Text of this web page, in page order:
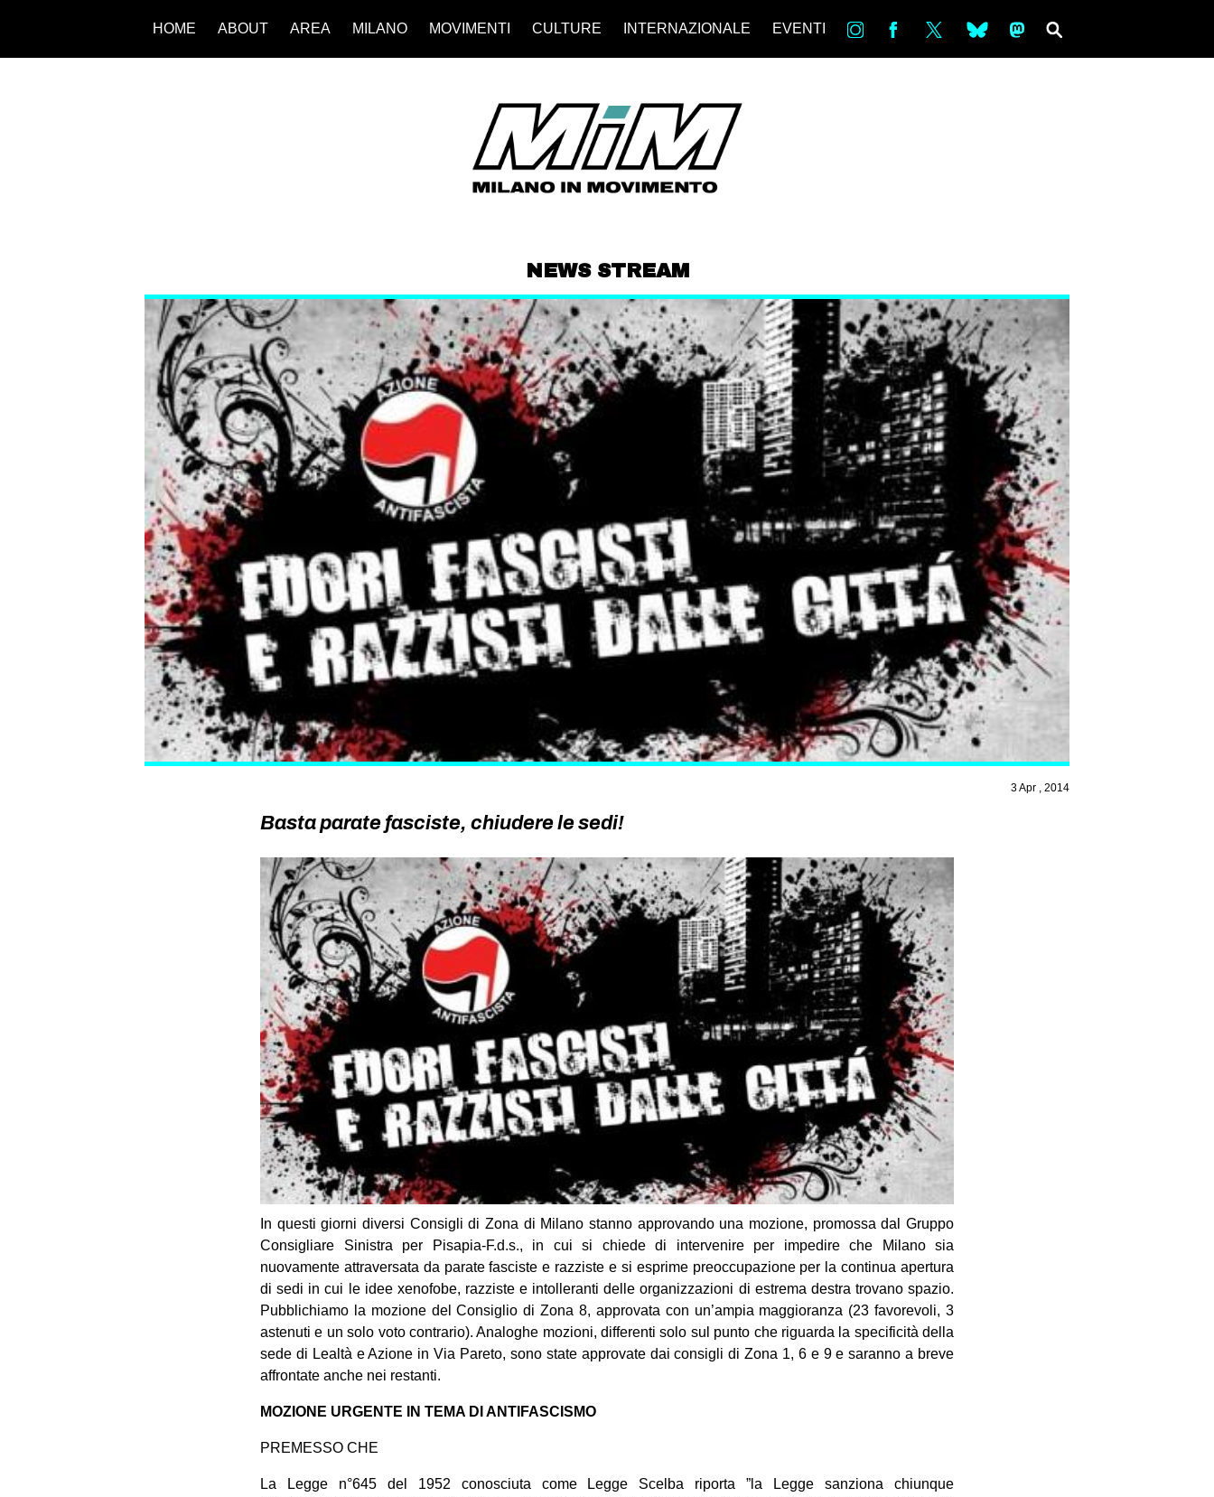
HOME ABOUT AREA MILANO MOVIMENTI CULTURE INTERNAZIONALE EVENTI in bsky ms
NEWS STREAM
3 Apr , 2014
Basta parate fasciste, chiudere le sedi!
In questi giorni diversi Consigli di Zona di Milano stanno approvando una mozione, promossa dal Gruppo
Consigliare Sinistra per Pisapia-F.d.s., in cui si chiede di intervenire per impedire che Milano sia
nuovamente attraversata da parate fasciste e razziste e si esprime preoccupazione per la continua apertura
di sedi in cui le idee xenofobe, razziste e intolleranti delle organizzazioni di estrema destra trovano spazio.
Pubblichiamo la mozione del Consiglio di Zona 8, approvata con un’ampia maggioranza (23 favorevoli, 3
astenuti e un solo voto contrario). Analoghe mozioni, differenti solo sul punto che riguarda la specificità della
sede di Lealtà e Azione in Via Pareto, sono state approvate dai consigli di Zona 1, 6 e 9 e saranno a breve
affrontate anche nei restanti.
MOZIONE URGENTE IN TEMA DI ANTIFASCISMO
PREMESSO CHE
La Legge n°645 del 1952 conosciuta come Legge Scelba riporta ”la Legge sanziona chiunque